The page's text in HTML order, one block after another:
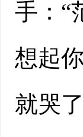
手：“
想起
就哭了